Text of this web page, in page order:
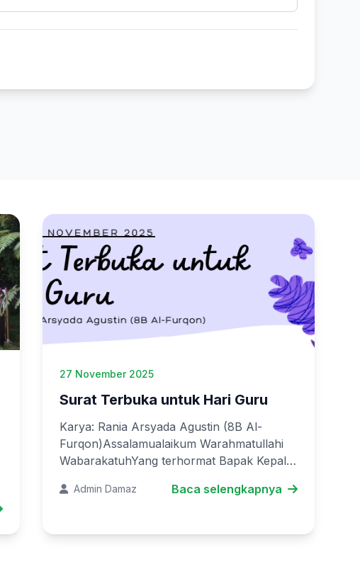
27 November 2025
Surat Terbuka untuk Hari Guru
Karya: Rania Arsyada Agustin (8B Al-
Furqon)Assalamualaikum Warahmatullahi
WabarakatuhYang terhormat Bapak Kepala
guruSerta teman-teman tercinta yang saya
Admin Damaz Baca selengkapnya